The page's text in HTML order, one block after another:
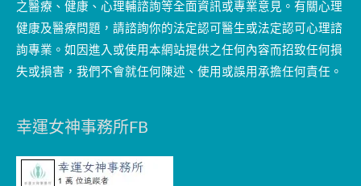
之醫療、健康、心理輔諮詢等全面資訊或專業意見。有關心理
健康及醫療問題，請諮詢你的法定認可醫生或法定認可心理諮
詢專業。如因進入或使用本網站提供之任何內容而招致任何損
失或損害，我們不會就任何陳述、使用或誤用承擔任何責任。
幸運女神事務所FB